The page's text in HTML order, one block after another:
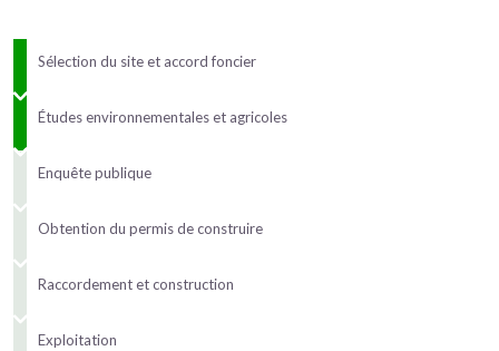
Sélection du site et accord foncier
Études environnementales et agricoles
Enquête publique
Obtention du permis de construire
Raccordement et construction
Exploitation